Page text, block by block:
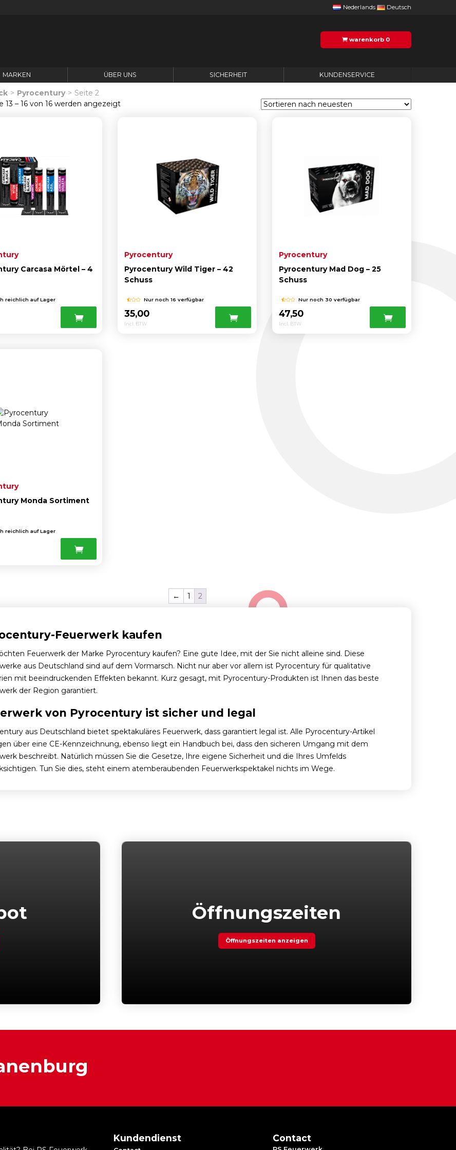
Nederlands Deutsch
warenkorb 0
MARKEN ÜBER UNS SICHERHEIT KUNDENSERVICE
> Pyrocentury > Seite 2
13 – 16 von 16 werden angezeigtNach
Carcasa Mörtel – 4
reichlich auf Lager
Pyrocentury
Pyrocentury Wild Tiger – 42
Schuss
Nur noch 16 verfügbar
35,00
Incl. BTW
Pyrocentury
Pyrocentury Mad Dog – 25
Schuss
Nur noch 30 verfügbar
47,50
Incl. BTW
Monda Sortiment
reichlich auf Lager
← 1 2
Feuerwerk kaufen
Feuerwerk der Marke Pyrocentury kaufen? Eine gute Idee, mit der Sie nicht alleine sind. Diese
aus Deutschland sind auf dem Vormarsch. Nicht nur aber vor allem ist Pyrocentury für qualitative
mit beeindruckenden Effekten bekannt. Kurz gesagt, mit Pyrocentury-Produkten ist Ihnen das beste
der Region garantiert.
von Pyrocentury ist sicher und legal
aus Deutschland bietet spektakuläres Feuerwerk, dass garantiert legal ist. Alle Pyrocentury-Artikel
über eine CE-Kennzeichnung, ebenso liegt ein Handbuch bei, dass den sicheren Umgang mit dem
beschreibt. Natürlich müssen Sie die Gesetze, Ihre eigene Sicherheit und die Ihres Umfelds
Tun Sie dies, steht einem atemberaubenden Feuerwerkspektakel nichts im Wege.
Öffnungszeiten
Öffnungszeiten anzeigen
Kundendienst Contact